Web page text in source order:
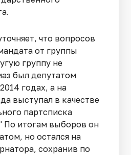
что вопросов
от группы
группу не
был депутатом
годах, а на
выступал в качестве
партсписка
По итогам выборов он
но остался на
сохранив по